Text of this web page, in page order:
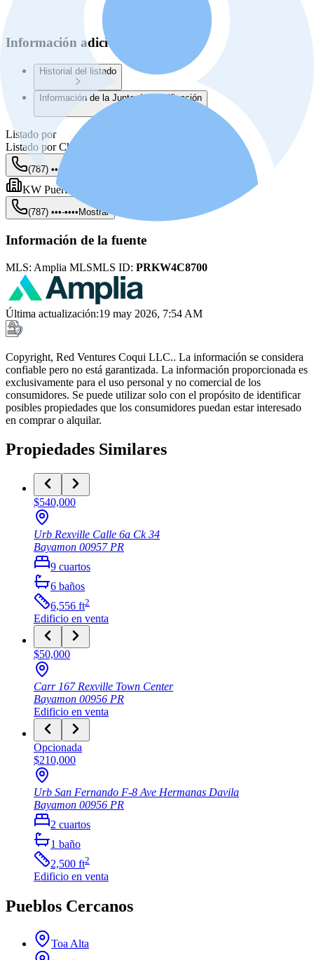
Información adicional
Historial del listado
Información de la Junta de Planificación
Listado por
Listado por Christian Perez
(787) •••-••••
KW Puerto Rico
(787) •••-•••• Mostrar
Información de la fuente
MLS: Amplia MLSMLS ID: PRKW4C8700
Última actualización:19 may 2026, 7:54 AM
Copyright, Red Ventures Coqui LLC.. La información se considera
confiable pero no está garantizada. La información proporcionada es
exclusivamente para el uso personal y no comercial de los
consumidores. Se puede utilizar solo con el propósito de identificar
posibles propiedades que los consumidores puedan estar interesado
en comprar o alquilar.
Propiedades Similares
$540,000
Urb Rexville Calle 6a Ck 34
Bayamon 00957PR
9 cuartos
6 baños
6,556 ft2
Edificio en venta
$50,000
Carr 167 Rexville Town Center
Bayamon 00956 PR
Edificio en venta
Opcionada
$210,000
Urb San Fernando F-8 Ave Hermanas Davila
Bayamon 00956 PR
2 cuartos
1 baño
2,500 ft2
Edificio en venta
Pueblos Cercanos
Toa Alta